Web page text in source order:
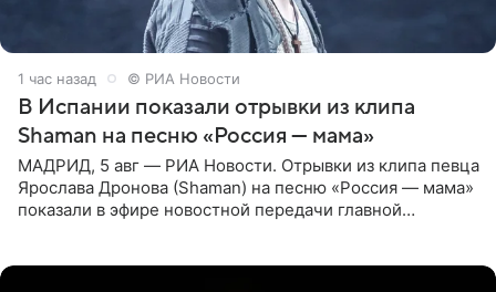
1 час назад © РИА Новости
В Испании показали отрывки из клипа
Shaman на песню «Россия — мама»
МАДРИД, 5 авг — РИА Новости. Отрывки из клипа певца
Ярослава Дронова (Shaman) на песню «Россия — мама»
показали в эфире новостной передачи главной